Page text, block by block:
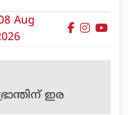
Aug
ഇര